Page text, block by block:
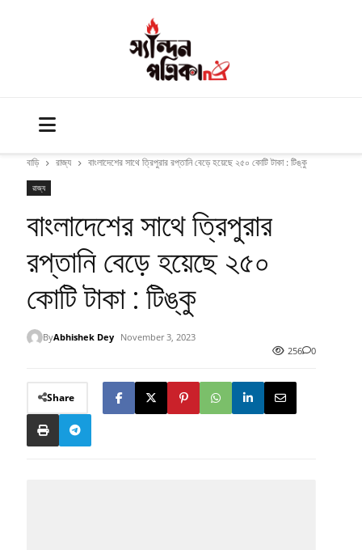
বাড়ি রাজ্য বাংলাদেশের সাথে ত্রিপুরার রপ্তানি বেড়ে হয়েছে ২৫০ কোটি টাকা : টিঙ্কু
রাজ্য
বাংলাদেশের সাথে ত্রিপুরার
রপ্তানি বেড়ে হয়েছে ২৫০
কোটি টাকা : টিঙ্কু
ByAbhishek Dey
November 3, 2023
256
0
Share